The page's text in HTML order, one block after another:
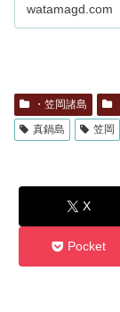
watamagd.com
・笠岡諸島
真鍋島
笠岡
X
Pocket